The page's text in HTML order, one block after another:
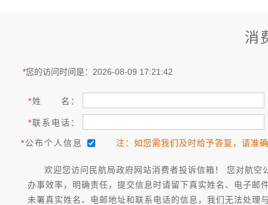
消
*您的访问时间是：2026-08-09 17:21:42
*姓 名：
*联系电话：
*公布个人信息 注：如您需我们及时给予答复，请准
欢迎您访问民航局政府网站消费者投诉信箱！ 您对航
办事效率，明确责任，提交信息时请留下真实姓名、电子邮
未署真实姓名、电邮地址和联系电话的信息，我们无法处理